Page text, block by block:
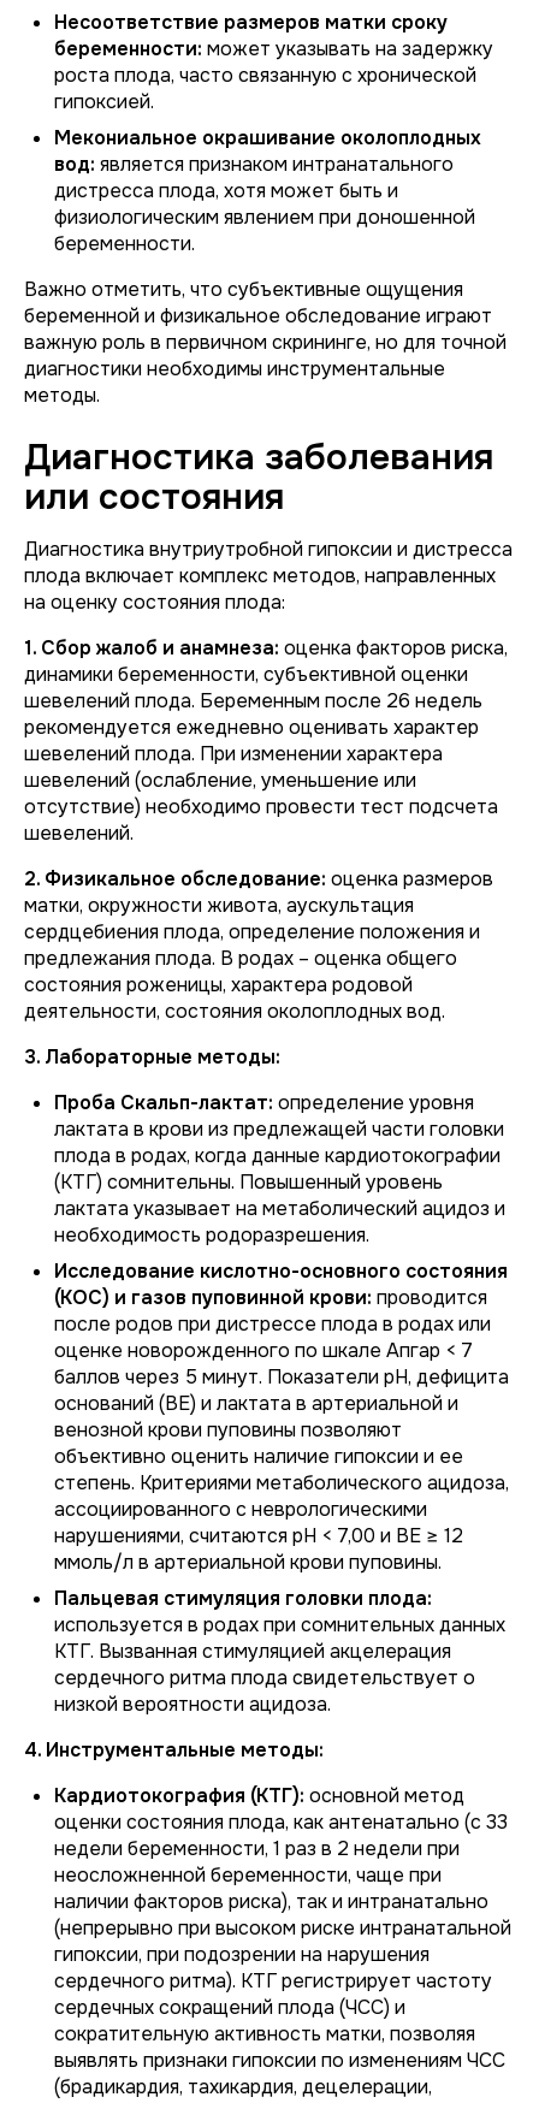
Несоответствие размеров матки сроку
беременности: может указывать на задержку
роста плода, часто связанную с хронической
гипоксией.
Мекониальное окрашивание околоплодных
вод: является признаком интранатального
дистресса плода, хотя может быть и
физиологическим явлением при доношенной
беременности.
Важно отметить, что субъективные ощущения
беременной и физикальное обследование играют
важную роль в первичном скрининге, но для точной
диагностики необходимы инструментальные
методы.
Диагностика заболевания
или состояния
Диагностика внутриутробной гипоксии и дистресса
плода включает комплекс методов, направленных
на оценку состояния плода:
1. Сбор жалоб и анамнеза: оценка факторов риска,
динамики беременности, субъективной оценки
шевелений плода. Беременным после 26 недель
рекомендуется ежедневно оценивать характер
шевелений плода. При изменении характера
шевелений (ослабление, уменьшение или
отсутствие) необходимо провести тест подсчета
шевелений.
2. Физикальное обследование: оценка размеров
матки, окружности живота, аускультация
сердцебиения плода, определение положения и
предлежания плода. В родах – оценка общего
состояния роженицы, характера родовой
деятельности, состояния околоплодных вод.
3. Лабораторные методы:
Проба Скальп-лактат: определение уровня
лактата в крови из предлежащей части головки
плода в родах, когда данные кардиотокографии
(КТГ) сомнительны. Повышенный уровень
лактата указывает на метаболический ацидоз и
необходимость родоразрешения.
Исследование кислотно-основного состояния
(КОС) и газов пуповинной крови: проводится
после родов при дистрессе плода в родах или
оценке новорожденного по шкале Апгар < 7
баллов через 5 минут. Показатели рН, дефицита
оснований (BE) и лактата в артериальной и
венозной крови пуповины позволяют
объективно оценить наличие гипоксии и ее
степень. Критериями метаболического ацидоза,
ассоциированного с неврологическими
нарушениями, считаются pH < 7,00 и BE ≥ 12
ммоль/л в артериальной крови пуповины.
Пальцевая стимуляция головки плода:
используется в родах при сомнительных данных
КТГ. Вызванная стимуляцией акцелерация
сердечного ритма плода свидетельствует о
низкой вероятности ацидоза.
4. Инструментальные методы:
Кардиотокография (КТГ): основной метод
оценки состояния плода, как антенатально (с 33
недели беременности, 1 раз в 2 недели при
неосложненной беременности, чаще при
наличии факторов риска), так и интранатально
(непрерывно при высоком риске интранатальной
гипоксии, при подозрении на нарушения
сердечного ритма). КТГ регистрирует частоту
сердечных сокращений плода (ЧСС) и
сократительную активность матки, позволяя
выявлять признаки гипоксии по изменениям ЧСС
(брадикардия, тахикардия, децелерации,